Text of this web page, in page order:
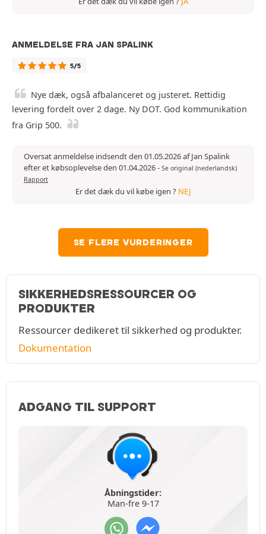
ANMELDELSE FRA JAN SPALINK
5/5
Nye dæk, også afbalanceret og justeret. Rettidig
levering fordelt over 2 dage. Ny DOT. God kommunikation
fra Grip 500.
Oversat anmeldelse indsendt den 01.05.2026 af Jan Spalink
efter et købsoplevelse den 01.04.2026- Se original (nederlandsk)
Rapport
Er det dæk du vil købe igen ? NEJ
SE FLERE VURDERINGER
SIKKERHEDSRESSOURCER OG
PRODUKTER
Ressourcer dedikeret til sikkerhed og produkter.
Dokumentation
ADGANG TIL SUPPORT
Åbningstider:
Man-fre 9-17